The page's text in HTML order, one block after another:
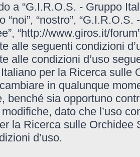
a “G.I.R.O.S. - Gruppo
“noi”, “nostro”,
“http://www.giros.it/
alle seguenti condizioni
alle condizioni d’uso
per la Ricerca sulle
in qualunque
benché sia opportuno
dato che l’uso
la Ricerca sulle Orchidee
d’uso.